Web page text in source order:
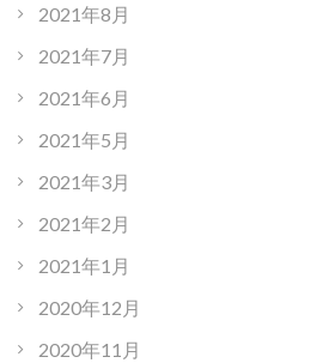
2021年8月
2021年7月
2021年6月
2021年5月
2021年3月
2021年2月
2021年1月
2020年12月
2020年11月